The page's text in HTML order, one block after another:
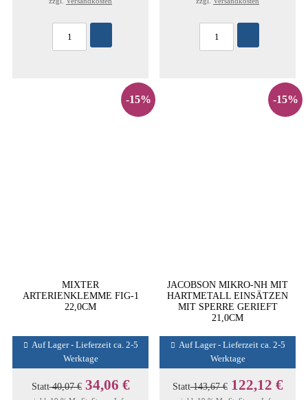
-15%
MIXTER
ARTERIENKLEMME FIG-1
22,0CM
Auf Lager - Lieferzeit ca. 2-5
Werktage
Statt40,07 € 34,06 €
-15%
JACOBSON MIKRO-NH MIT
HARTMETALL EINSÄTZEN
MIT SPERRE GERIEFT
21,0CM
Auf Lager - Lieferzeit ca. 2-5
Werktage
Statt143,67 € 122,12 €